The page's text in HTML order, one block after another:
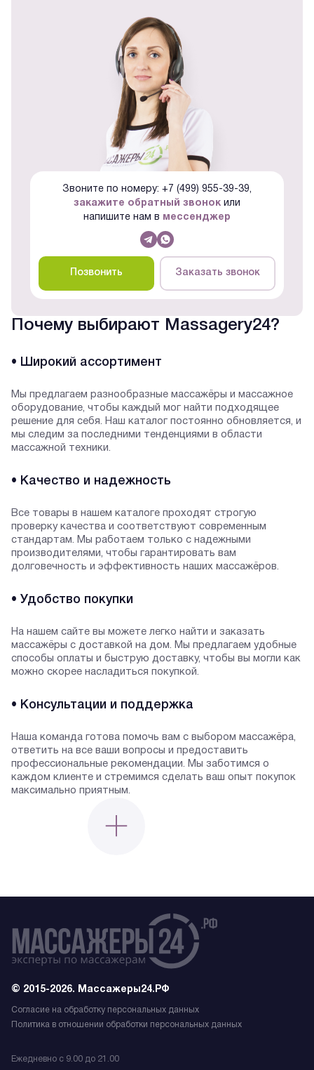
Звоните по номеру: +7 (499) 955-39-39,
закажите обратный звонокили
напишите нам в
мессенджер
Позвонить Заказать звонок
Почему выбирают Massagery24?
• Широкий ассортимент
Мы предлагаем разнообразные массажёры и массажное
оборудование, чтобы каждый мог найти подходящее
решение для себя. Наш каталог постоянно обновляется, и
мы следим за последними тенденциями в области
массажной техники.
• Качество и надежность
Все товары в нашем каталоге проходят строгую
проверку качества и соответствуют современным
стандартам. Мы работаем только с надежными
производителями, чтобы гарантировать вам
долговечность и эффективность наших массажёров.
• Удобство покупки
На нашем сайте вы можете легко найти и заказать
массажёры с доставкой на дом. Мы предлагаем удобные
способы оплаты и быструю доставку, чтобы вы могли как
можно скорее насладиться покупкой.
• Консультации и поддержка
Наша команда готова помочь вам с выбором массажёра,
ответить на все ваши вопросы и предоставить
профессиональные рекомендации. Мы заботимся о
каждом клиенте и стремимся сделать ваш опыт покупок
максимально приятным.
© 2015-2026. Массажеры24.РФ
Согласие на обработку персональных данных
Политика в отношении обработки персональных данных
Ежедневно с 9.00 до 21.00